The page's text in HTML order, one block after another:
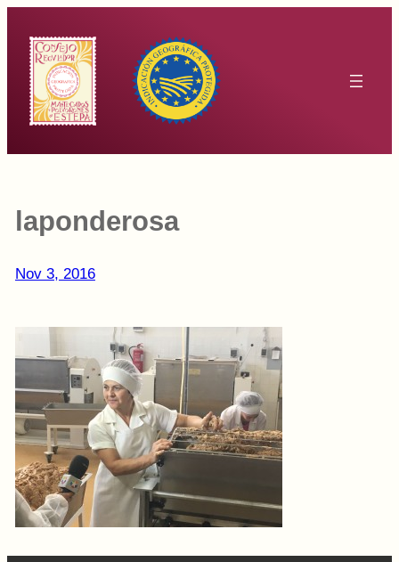
contenido
laponderosa
Nov 3, 2016